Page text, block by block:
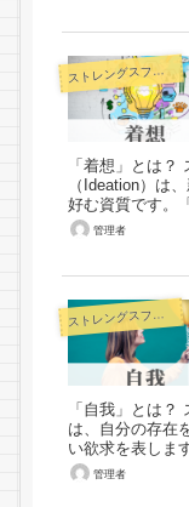
ス トレングスファインダー
「着想」とは？ ストレングスファインダーの「着想」
（Ideation）は
好む資質です。
管理者
ス
「自我」とは？ ストレングスファインダーの「自我」
は、自分の存在
管理者